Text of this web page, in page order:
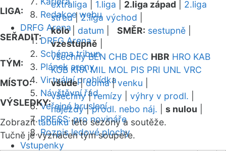
Redakce webu
DRFG Arena
DRFG Arena
Schéma tribun
Plánek areny
Virtuální prohlídka
Návštěvní řád
Veřejné bruslení
PRESS: pro novináře
Rozpis ledové plochy
Vstupenky
LIGA:
extraliga 1.liga 2.liga západ
2.liga
střed|2.liga východ
SEŘADIT:
kolo| datum SMĚR: sestupně
vzestupně
TÝM:
všechny BEN CHB DEC HBR HRO KAB
KOB KRA MIL MOL PIS PRI UNL VRC
MÍSTO:
všude|doma|venku
VÝSLEDKY:
všechny|remízy výhry v prodl.
nájezdy|prodl. nebo náj. s nulou
Zobrazittabulkutéto sezóny a soutěže.
Tučně je vyznačen tým soupeře.